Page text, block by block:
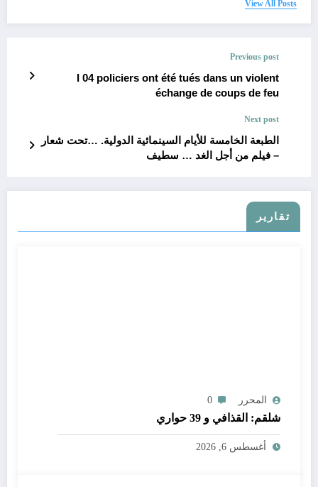
View All Posts
Previous post
I 04 policiers ont été tués dans un violent
échange de coups de feu
Next post
الطبعة الخامسة للأيام السينمائية الدولية. …تحت شعار
– فيلم من أجل الغد … سطيف
تقارير
المحرر 0
شلقم: القذافي و 39 حواري
أغسطس 6, 2026